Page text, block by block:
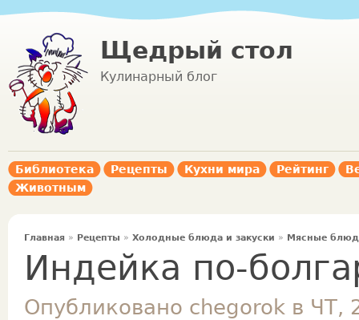
Щедрый стол
Кулинарный блог
Библиотека Рецепты Кухни мира Рейтинг
Животным
Главная » Рецепты » Холодные блюда и закуски » Мясные
Индейка по-
Опубликовано chegorok в ЧТ,